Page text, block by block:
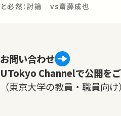
必然：討論 vs斎藤成也
お問い合わせ
UTokyo Channelで公開を
（東京大学の教員・職員向け）